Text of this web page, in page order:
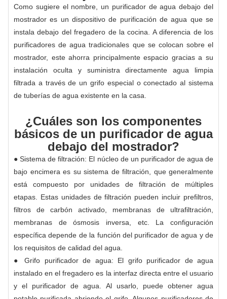
Como sugiere el nombre, un purificador de agua debajo del
mostrador es un dispositivo de purificación de agua que se
instala debajo del fregadero de la cocina. A diferencia de los
purificadores de agua tradicionales que se colocan sobre el
mostrador, este ahorra principalmente espacio gracias a su
instalación oculta y suministra directamente agua limpia
filtrada a través de un grifo especial o conectado al sistema
de tuberías de agua existente en la casa.
¿Cuáles son los componentes
básicos de un purificador de agua
debajo del mostrador?
● Sistema de filtración: El núcleo de un purificador de agua de
bajo encimera es su sistema de filtración, que generalmente
está compuesto por unidades de filtración de múltiples
etapas. Estas unidades de filtración pueden incluir prefiltros,
filtros de carbón activado, membranas de ultrafiltración,
membranas de ósmosis inversa, etc. La configuración
específica depende de la función del purificador de agua y de
los requisitos de calidad del agua.
● Grifo purificador de agua: El grifo purificador de agua
instalado en el fregadero es la interfaz directa entre el usuario
y el purificador de agua. Al usarlo, puede obtener agua